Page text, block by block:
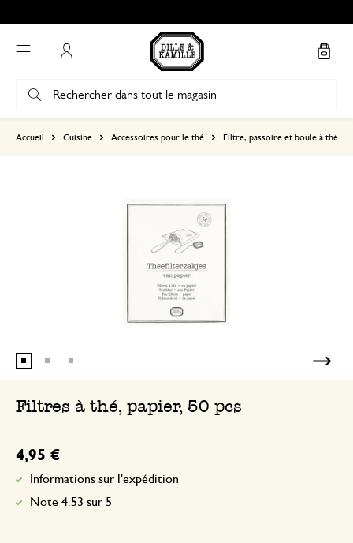
Accueil Cuisine Accessoires pour le thé Filtre, passoire et boule à thé
Filtres à thé, papier, 50 pcs
4,95 €
Informations sur l'expédition
Note 4.53 sur 5